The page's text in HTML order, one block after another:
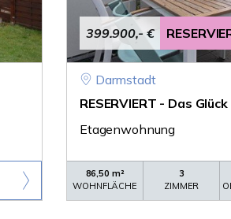
399.900,- €
Darmstadt
RESERVIERT - Das
Etagenwohnung
86,50 m²
WOHNFLÄCHE
3
ZIMMER